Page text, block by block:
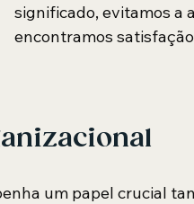
significado, evitamos a
encontramos
um papel crucial